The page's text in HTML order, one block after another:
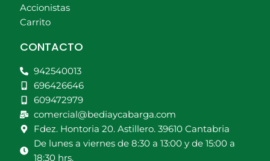
Accionistas
Carrito
CONTACTO
942540013
696426646
609472979
comercial@bediaycabarga.com
Fdez. Hontoria 20. Astillero. 39610 Cantabria
De lunes a viernes de 8:30 a 13:00 y de 15:00 a
18:30 hrs.